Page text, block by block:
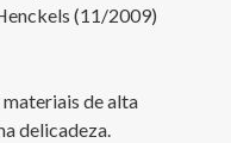
(11/2009)
de alta
delicadeza.